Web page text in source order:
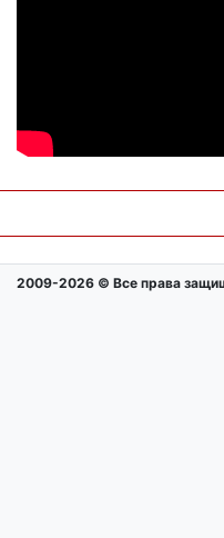
2009-2026 © Все права